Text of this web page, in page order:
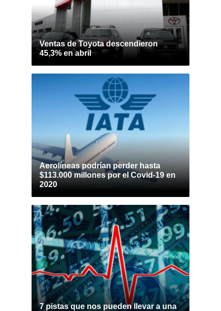
Ventas de Toyota descendieron
45,3% en abril
Aerolíneas podrían perder hasta
$113.000 millones por el Covid-19 en
2020
7 pistas que nos pueden llevar a una